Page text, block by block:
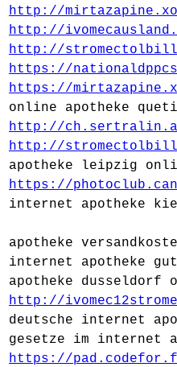
http://
http://
http://
https://
https://
online apotheke
http://
http://
apotheke leipzig
https://
internet apotheke
apotheke
internet apotheke
apotheke dusseldorf
http://
deutsche internet
gesetze im internet
https://